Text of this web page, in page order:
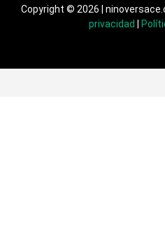
Copyright © 2026 |
privacidad